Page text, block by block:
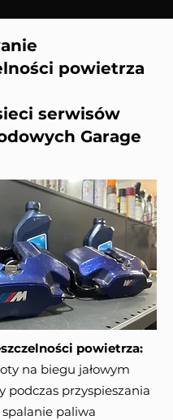
powietrza
serwisów
Garage
powietrza:
na biegu jałowym
podczas przyspieszania
paliwa